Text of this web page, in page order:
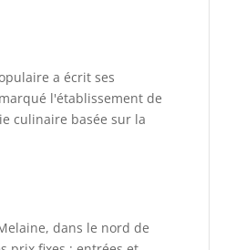
a écrit ses
l'établissement de
culinaire basée sur la
dans le nord de